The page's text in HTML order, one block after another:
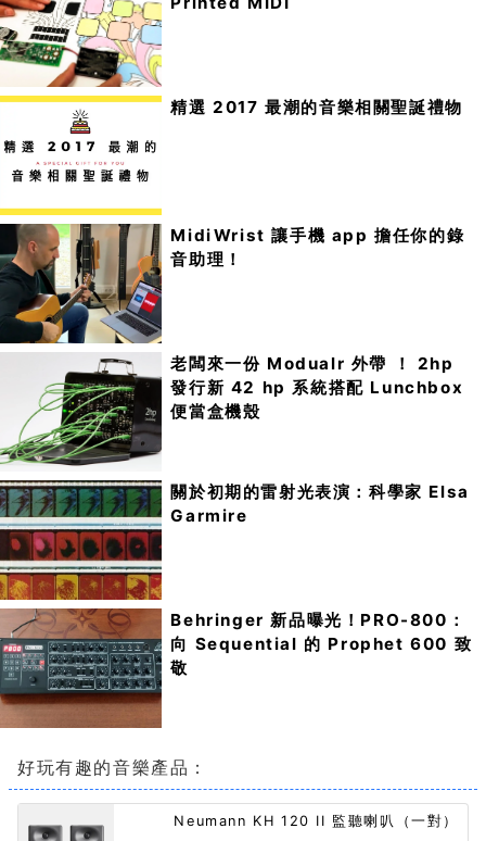
精選 2017 最潮的音樂相關聖誕禮物
MidiWrist 讓手機 app 擔任你的錄
音助理！
老闆來一份 Modualr 外帶 ！ 2hp
發行新 42 hp 系統搭配 Lunchbox
便當盒機殼
關於初期的雷射光表演：科學家 Elsa
Garmire
Behringer 新品曝光！PRO-800：
向 Sequential 的 Prophet 600 致
敬
好玩有趣的音樂產品：
Neumann KH 120 II 監聽喇叭（一對）